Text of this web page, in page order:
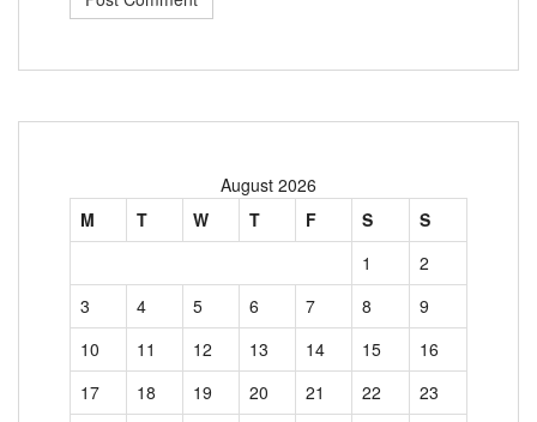
August 2026
M
T W T F S
S
1
2
3
4 5 6 7 8
9
10
11 12 13 14 15
16
17
18 19 20 21 22
23